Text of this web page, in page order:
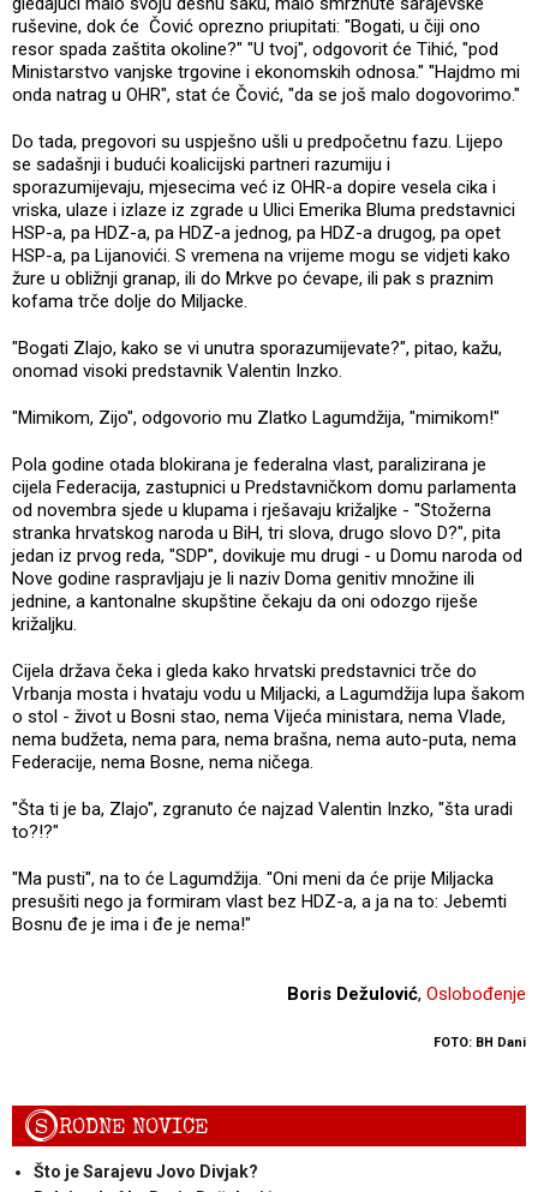
ruševine, dok će Čović oprezno priupitati: "Bogati, u čiji ono
resor spada zaštita okoline?" "U tvoj", odgovorit će Tihić, "pod
Ministarstvo vanjske trgovine i ekonomskih odnosa." "Hajdmo mi
onda natrag u OHR", stat će Čović, "da se još malo dogovorimo."
Do tada, pregovori su uspješno ušli u predpočetnu fazu. Lijepo
se sadašnji i budući koalicijski partneri razumiju i
sporazumijevaju, mjesecima već iz OHR-a dopire vesela cika i
vriska, ulaze i izlaze iz zgrade u Ulici Emerika Bluma predstavnici
HSP-a, pa HDZ-a, pa HDZ-a jednog, pa HDZ-a drugog, pa opet
HSP-a, pa Lijanovići. S vremena na vrijeme mogu se vidjeti kako
žure u obližnji granap, ili do Mrkve po ćevape, ili pak s praznim
kofama trče dolje do Miljacke.
"Bogati Zlajo, kako se vi unutra sporazumijevate?", pitao, kažu,
onomad visoki predstavnik Valentin Inzko.
"Mimikom, Zijo", odgovorio mu Zlatko Lagumdžija, "mimikom!"
Pola godine otada blokirana je federalna vlast, paralizirana je
cijela Federacija, zastupnici u Predstavničkom domu parlamenta
od novembra sjede u klupama i rješavaju križaljke - "Stožerna
stranka hrvatskog naroda u BiH, tri slova, drugo slovo D?", pita
jedan iz prvog reda, "SDP", dovikuje mu drugi - u Domu naroda od
Nove godine raspravljaju je li naziv Doma genitiv množine ili
jednine, a kantonalne skupštine čekaju da oni odozgo riješe
križaljku.
Cijela država čeka i gleda kako hrvatski predstavnici trče do
Vrbanja mosta i hvataju vodu u Miljacki, a Lagumdžija lupa šakom
o stol - život u Bosni stao, nema Vijeća ministara, nema Vlade,
nema budžeta, nema para, nema brašna, nema auto-puta, nema
Federacije, nema Bosne, nema ničega.
"Šta ti je ba, Zlajo", zgranuto će najzad Valentin Inzko, "šta uradi
to?!?"
"Ma pusti", na to će Lagumdžija. "Oni meni da će prije Miljacka
presušiti nego ja formiram vlast bez HDZ-a, a ja na to: Jebemti
Bosnu đe je ima i đe je nema!"
Boris Dežulović, Oslobođenje
FOTO: BH Dani
SRODNE NOVICE
Što je Sarajevu Jovo Divjak?